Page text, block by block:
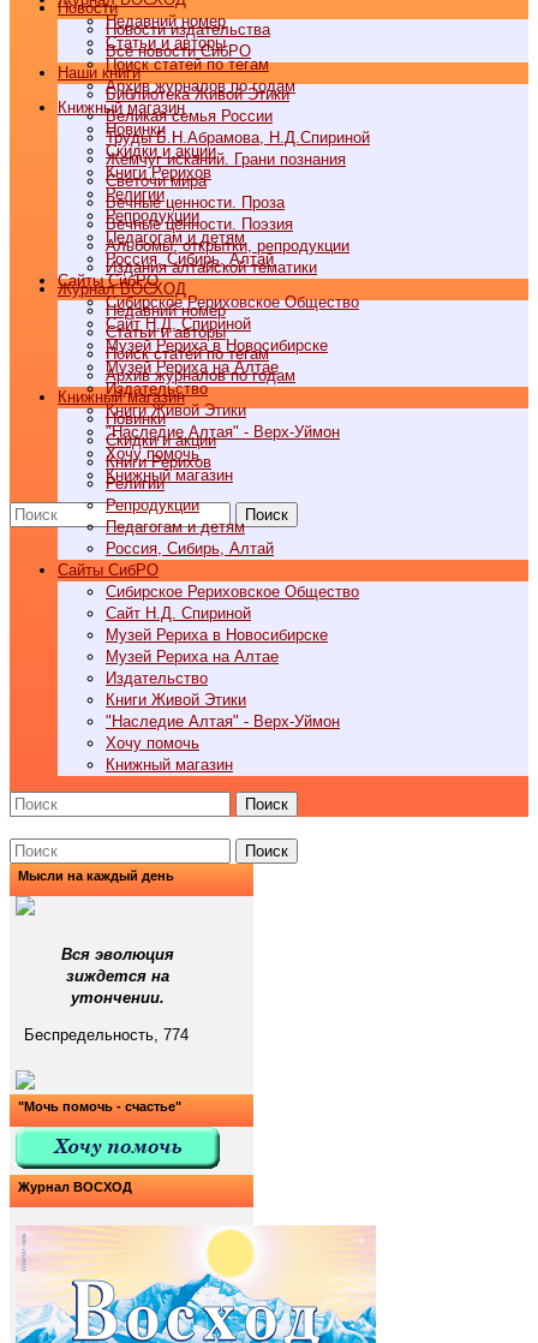
Недавний номер
Статьи и авторы
Поиск статей по тегам
Архив журналов по годам
Книжный магазин
Новинки
Скидки и акции
Книги Рерихов
Религии
Репродукции
Педагогам и детям
Россия, Сибирь, Алтай
Cайты СибРО
Сибирское Рериховское Общество
Сайт Н.Д. Спириной
Музей Рериха в Новосибирске
Музей Рериха на Алтае
Издательство
Книги Живой Этики
"Наследие Алтая" - Верх-Уймон
Хочу помочь
Книжный магазин
Поиск
Новости
Новости издательства
Все новости СибРО
Наши книги
Библиотека Живой Этики
Великая семья России
Труды Б.Н.Абрамова, Н.Д.Спириной
Жемчуг исканий. Грани познания
Светочи мира
Вечные ценности. Проза
Вечные ценности. Поэзия
Альбомы, открытки, репродукции
Издания алтайской тематики
Журнал ВОСХОД
Недавний номер
Статьи и авторы
Поиск статей по тегам
Архив журналов по годам
Книжный магазин
Новинки
Скидки и акции
Книги Рерихов
Религии
Репродукции
Педагогам и детям
Россия, Сибирь, Алтай
Cайты СибРО
Сибирское Рериховское Общество
Сайт Н.Д. Спириной
Музей Рериха в Новосибирске
Музей Рериха на Алтае
Издательство
Книги Живой Этики
"Наследие Алтая" - Верх-Уймон
Хочу помочь
Книжный магазин
Поиск
Поиск
Мысли на каждый день
Вся эволюция
зиждется на
утончении.
Беспредельность, 774
"Мочь помочь - счастье"
Журнал ВОСХОД